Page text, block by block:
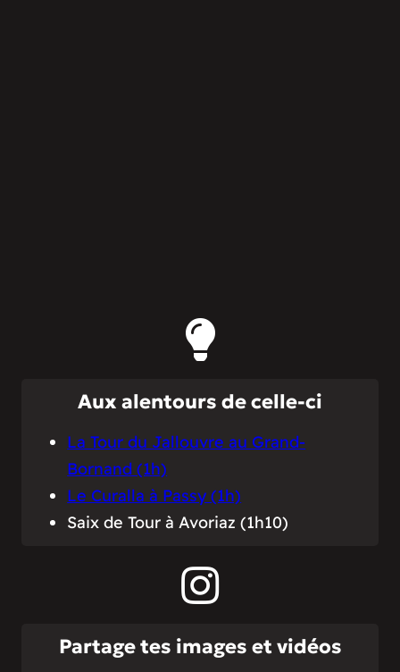
Aux alentours de celle-ci
La Tour du Jallouvre au Grand-
Bornand (1h)
Le Curalla à Passy (1h)
Saix de Tour à Avoriaz (1h10)
Partage tes images et vidéos